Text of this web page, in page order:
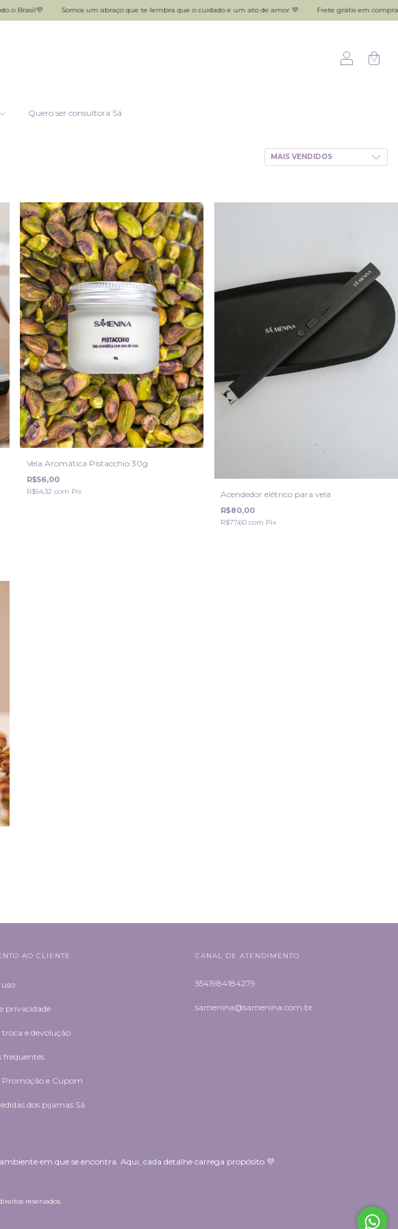
um abraço que te lembra que o cuidado é um ato de amor 💜 Frete grátis em compras acima de
0
Quero ser consultora Sá
Vela Aromática Pistacchio 30g
R$56,00
R$54,32 com Pix Acendedor elétrico para vela
R$80,00
R$77,60com Pix
AO CLIENTE
privacidade
e devolução
frequentes
Promoção e Cupom
dos pijamas Sá
CANAL DE ATENDIMENTO
5541984184279
samenina@samenina.com.br
.
em que se encontra. Aqui, cada detalhe carrega propósito 💜
reservados.